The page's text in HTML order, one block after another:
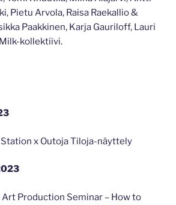
Pietu Arvola, Raisa Raekallio &
Paakkinen, Karja Gauriloff, Lauri
kollektiivi.
x Outoja Tiloja-näyttely
Production Seminar – How to